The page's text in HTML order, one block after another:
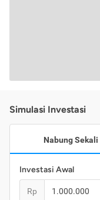
Simulasi Investasi
Nabung Sekali
Investasi Awal
Rp